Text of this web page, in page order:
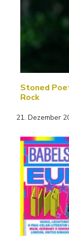
Stoned
Rock
21. Dezember